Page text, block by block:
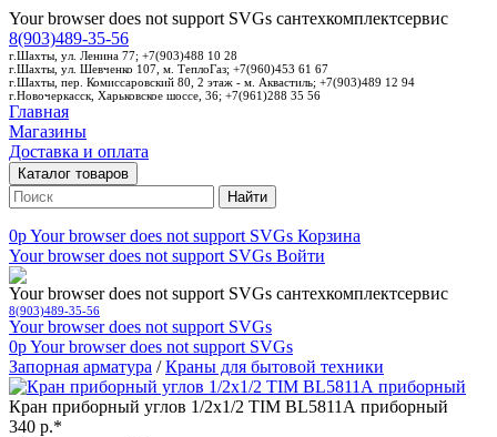
Your browser does not support SVGs сантехкомплектсервис
8(903)489-35-56
г.Шахты, ул. Ленина 77; +7(903)488 10 28
г.Шахты, ул. Шевченко 107, м. ТеплоГаз; +7(960)453 61 67
г.Шахты, пер. Комиссаровский 80, 2 этаж - м. Аквастиль; +7(903)489 12 94
г.Новочеркасск, Харьковское шоссе, 36; +7(961)288 35 56
Главная
Магазины
Доставка и оплата
Каталог товаров
Найти
0pYour browser does not support SVGs Корзина
Your browser does not support SVGs Войти
Your browser does not support SVGs сантехкомплектсервис
8(903)489-35-56
Your browser does not support SVGs
0pYour browser does not support SVGs
Запорная арматура /Краны для бытовой техники
Кран приборный углов 1/2х1/2 TIM BL5811А приборный
340 р.*